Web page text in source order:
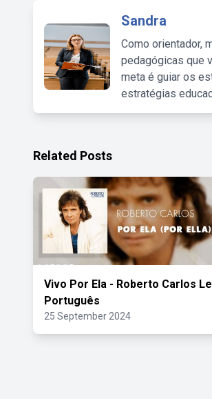
Sandra
Como orientador,
pedagógicas que
meta é guiar os
estratégias
Related Posts
Vivo Por Ela - Roberto Carlos
Português
25 September 2024